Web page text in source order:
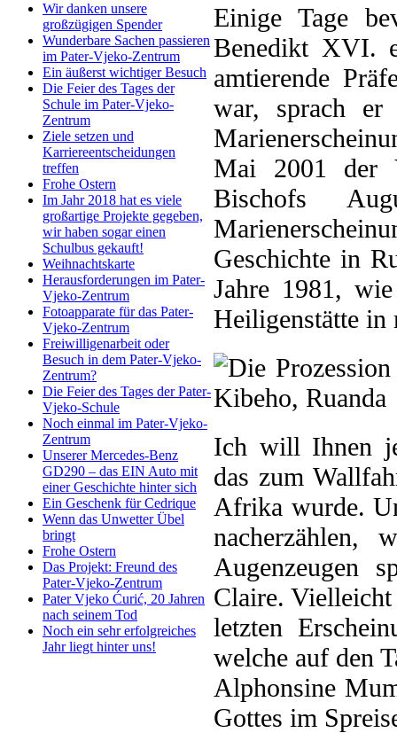
Wir danken unsere
großzügigen Spender
Wunderbare Sachen passieren
im Pater-Vjeko-Zentrum
Ein äußerst wichtiger Besuch
Die Feier des Tages der
Schule im Pater-Vjeko-
Zentrum
Ziele setzen und
Karriereentscheidungen
treffen
Frohe Ostern
Im Jahr 2018 hat es viele
großartige Projekte gegeben,
wir haben sogar einen
Schulbus gekauft!
Weihnachtskarte
Herausforderungen im Pater-
Vjeko-Zentrum
Fotoapparate für das Pater-
Vjeko-Zentrum
Freiwilligenarbeit oder
Besuch in dem Pater-Vjeko-
Zentrum?
Die Feier des Tages der Pater-
Vjeko-Schule
Noch einmal im Pater-Vjeko-
Zentrum
Unserer Mercedes-Benz
GD290 – das EIN Auto mit
einer Geschichte hinter sich
Ein Geschenk für Cedrique
Wenn das Unwetter Übel
bringt
Frohe Ostern
Das Projekt: Freund des
Pater-Vjeko-Zentrum
Pater Vjeko Ćurić, 20 Jahren
nach seinem Tod
Noch ein sehr erfolgreiches
Jahr liegt hinter uns!
Einige Tage
Benedikt XVI.
amtierende
war, sprach er
Mai 2001 der
Bischofs
Geschichte in
Jahre 1981,
Heiligenstätte in
Ich will Ihnen
das zum
Afrika wurde.
nacherzählen,
Augenzeugen
Claire.
letzten
welche auf den
Alphonsine
Gottes im